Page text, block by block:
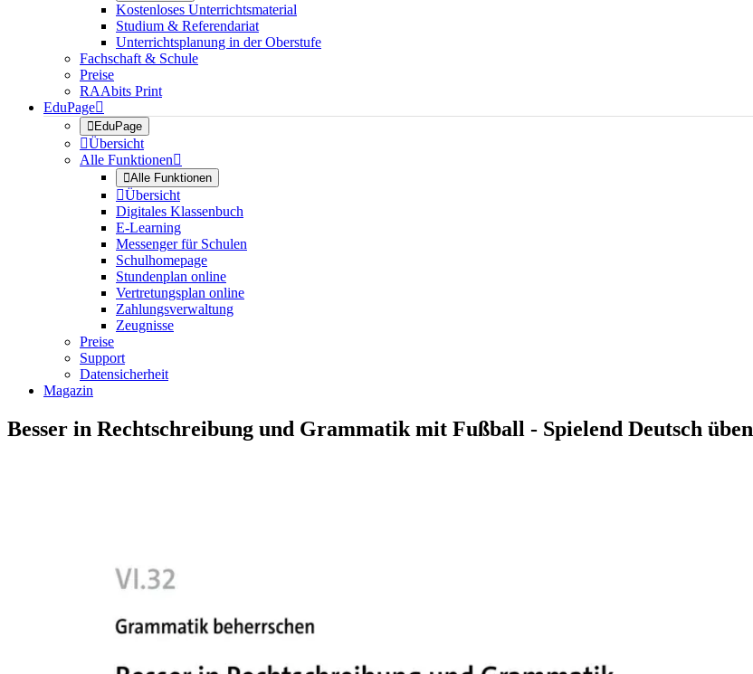
Kostenloses Unterrichtsmaterial
Studium & Referendariat
Unterrichtsplanung in der Oberstufe
Fachschaft & Schule
Preise
RAAbits Print
EduPage
EduPage
Übersicht
Alle Funktionen
Alle Funktionen
Übersicht
Digitales Klassenbuch
E-Learning
Messenger für Schulen
Schulhomepage
Stundenplan online
Vertretungsplan online
Zahlungsverwaltung
Zeugnisse
Preise
Support
Datensicherheit
Magazin
Besser in Rechtschreibung und Grammatik mit Fußball - Spielend Deutsch üben